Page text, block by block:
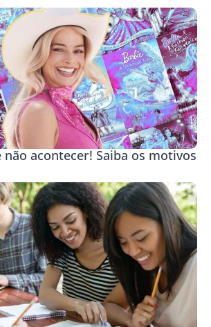
não acontecer! Saiba os motivos